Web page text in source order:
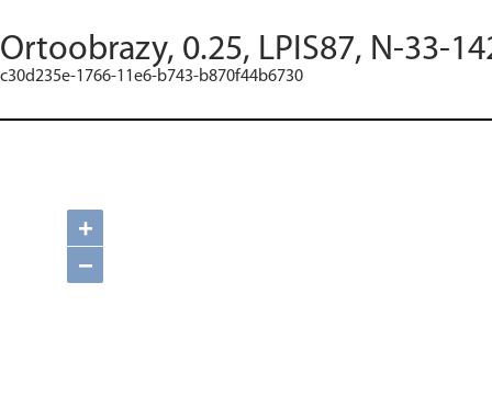
Ortoobrazy, 0.25, LPIS87, N-33-
c30d235e-1766-11e6-b743-b870f44b6730
+
−